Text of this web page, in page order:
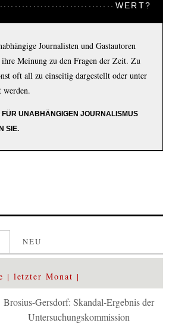
WERT?
Journalisten und Gastautoren
Meinung zu den Fragen der Zeit. Zu
oft all zu einseitig dargestellt oder unter
werden.
FÜR UNABHÄNGIGEN JOURNALISMUS
SIE.
NEU
letzter Monat
Brosius-Gersdorf: Skandal-Ergebnis der
Untersuchungskommission